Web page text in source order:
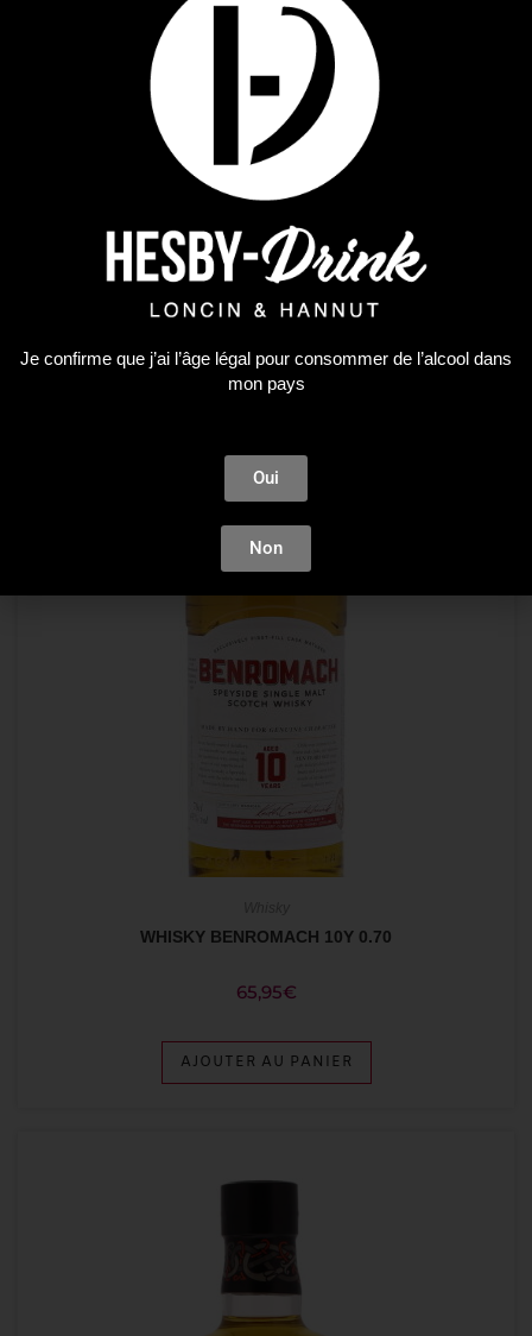
ARDMORE LEGACY 0.70
37,04€
WHISKY BENROMACH 10Y 0.70
65,95€
AJOUTER AU PANIER
Je confirme que j’ai l’âge légal pour consommer de l’alcool dans
mon pays
Oui
Non